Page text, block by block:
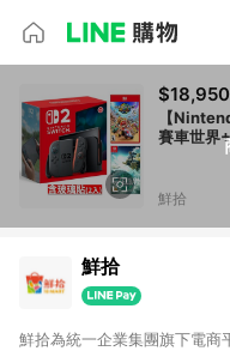
$18,950
【
賽車世界
璃貼(2入)
鮮拾
鮮拾
鮮拾為統一企業集團旗下電商